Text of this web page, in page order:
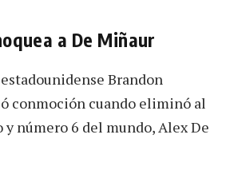
a De Miñaur
Brandon
conmoción cuando eliminó al
número 6 del mundo, Alex De